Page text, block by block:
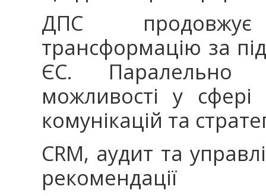
ДПС
трансформацію за
ЄС. Паралельно
можливості у
комунікацій та
CRM, аудит та
рекомендації